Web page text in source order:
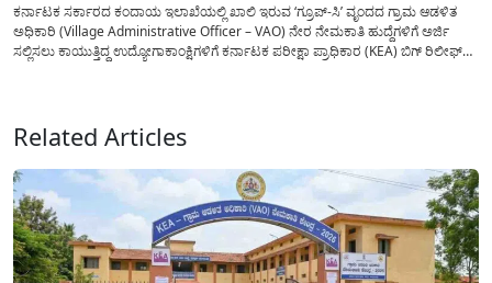
ಕರ್ನಾಟಕ ಸರ್ಕಾರದ ಕಂದಾಯ ಇಲಾಖೆಯಲ್ಲಿ ಖಾಲಿ ಇರುವ ‘ಗ್ರೂಪ್-ಸಿ’ ವೃಂದದ ಗ್ರಾಮ ಆಡಳಿತ
ಅಧಿಕಾರಿ (Village Administrative Officer – VAO) ನೇರ ನೇಮಕಾತಿ ಹುದ್ದೆಗಳಿಗೆ ಅರ್ಜಿ
ಸಲ್ಲಿಸಲು ಕಾಯುತ್ತಿದ್ದ ಉದ್ಯೋಗಾಕಾಂಕ್ಷಿಗಳಿಗೆ ಕರ್ನಾಟಕ ಪರೀಕ್ಷಾ ಪ್ರಾಧಿಕಾರ (KEA) ಬಿಗ್ ರಿಲೀಫ್
Related Articles